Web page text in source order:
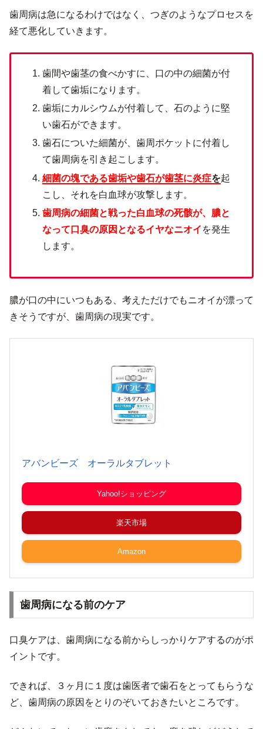
歯周病は急になるわけではなく、つぎのようなプロセスを
経て悪化していきます。
歯間や歯茎の食べかすに、口の中の細菌が付
着して歯垢になります。
歯垢にカルシウムが付着して、石のように堅
い歯石ができます。
歯石についた細菌が、歯周ポケットに付着し
て歯周病を引き起こします。
細菌の塊である歯垢や歯石が歯茎に炎症を起
こし、それを白血球が攻撃します。
歯周病の細菌と戦った白血球の死骸が、膿と
なって口臭の原因となるイヤなニオイ を発生
します。
膿が口の中にいつもある、考えただけでもニオイが漂って
きそうですが、歯周病の現実です。
アバンビーズ オーラルタブレット
Yahoo!ショッピング
楽天市場
Amazon
歯周病になる前のケア
口臭ケアは、歯周病になる前からしっかりケアするのがポ
イントです。
できれば、３ヶ月に１度は歯医者で歯石をとってもらうな
ど、歯周病の原因をとりのぞいておきたいところです。